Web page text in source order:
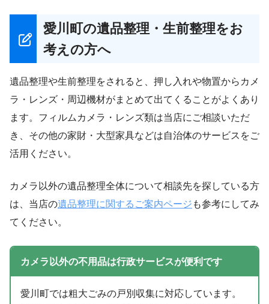
愛川町の遺品整理・生前整理をお
考えの方へ
遺品整理や生前整理をされると、押し入れや物置からカメ
ラ・レンズ・周辺機材がまとめて出てくることがよくあり
ます。フィルムカメラ・レンズ類は当店にご相談いただ
き、その他の家財・大型家具などは自治体のサービスをご
活用ください。
カメラ以外の遺品整理全体について相談先を探している方
は、当店の遺品整理に関するご案内ページ も参考にしてみ
てください。
カメラ以外の不用品は行政サービスが便利です
愛川町では粗大ごみの戸別収集に対応しています。